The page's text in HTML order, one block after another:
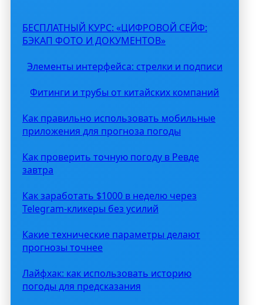
БЕСПЛАТНЫЙ КУРС: «ЦИФРОВОЙ СЕЙФ:
БЭКАП ФОТО И ДОКУМЕНТОВ»
Элементы интерфейса: стрелки и подписи
Фитинги и трубы от китайских компаний
Как правильно использовать мобильные
приложения для прогноза погоды
Как проверить точную погоду в Ревде
завтра
Как заработать $1000 в неделю через
Telegram-кликеры без усилий
Какие технические параметры делают
прогнозы точнее
Лайфхак: как использовать историю
погоды для предсказания